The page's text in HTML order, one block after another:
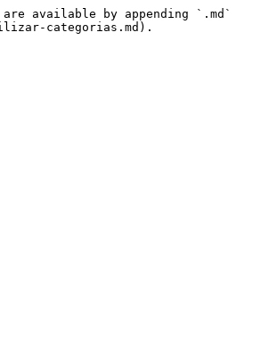
available by appending `.md`
categorias.md).